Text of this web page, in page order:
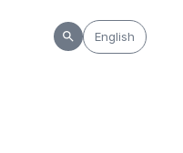
English